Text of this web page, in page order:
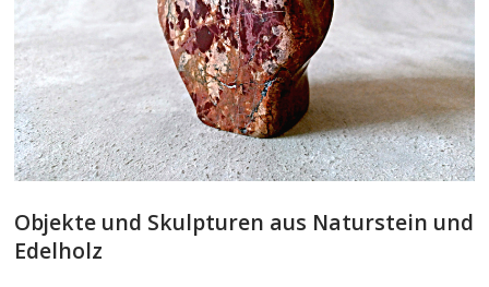
Objekte und Skulpturen aus Naturstein und
Edelholz